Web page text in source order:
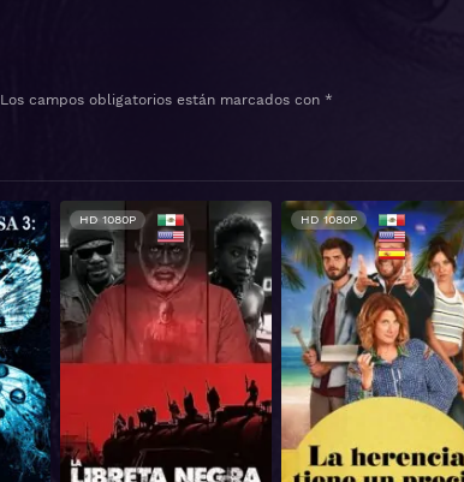
Los campos obligatorios están marcados con *
HD 1080P HD